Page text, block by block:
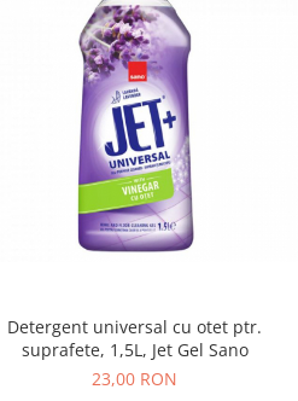
Detergent universal cu otet ptr.
suprafete, 1,5L, Jet Gel Sano
23,00 RON